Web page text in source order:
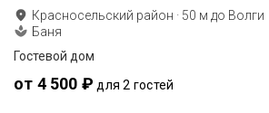
Красносельский район · 50 м до Волги
Баня
Гостевой дом
от 4 500 ₽ для 2 гостей